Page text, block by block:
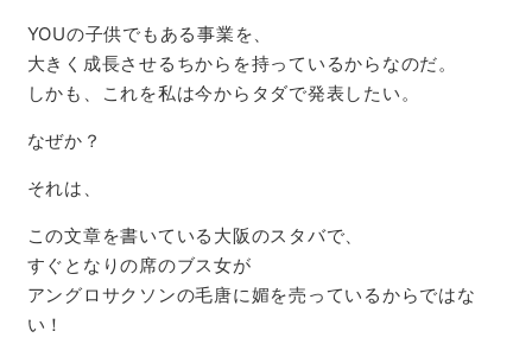
YOUの子供でもある事業を、
大きく成長させるちからを持っているからなのだ。
しかも、これを私は今からタダで発表したい。
なぜか？
それは、
この文章を書いている大阪のスタバで、
すぐとなりの席のブス女が
アングロサクソンの毛唐に媚を売っているからではな
い！